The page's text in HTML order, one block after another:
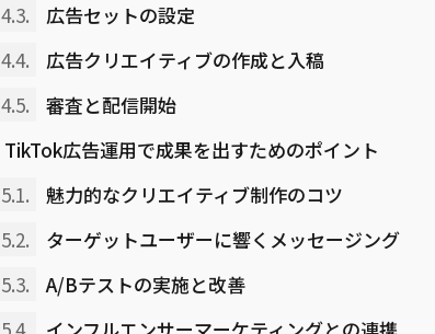
4.3.
広告セットの設定
4.4.
広告クリエイティブの作成と入稿
4.5.
審査と配信開始
TikTok広告運用で成果を出すためのポイント
5.1.
魅力的なクリエイティブ制作のコツ
5.2.
ターゲットユーザーに響くメッセージング
5.3. A/Bテストの実施と改善